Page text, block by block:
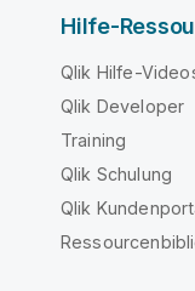
Hilfe-
Qlik Hilfe-
Qlik Developer
Training
Qlik Schulung
Qlik